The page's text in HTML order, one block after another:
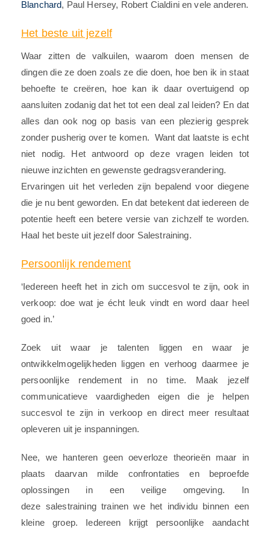
Blanchard, Paul Hersey, Robert Cialdini en vele anderen.
Het beste uit jezelf
Waar zitten de valkuilen, waarom doen mensen de
dingen die ze doen zoals ze die doen, hoe ben ik in staat
behoefte te creëren, hoe kan ik daar overtuigend op
aansluiten zodanig dat het tot een deal zal leiden? En dat
alles dan ook nog op basis van een plezierig gesprek
zonder pusherig over te komen. Want dat laatste is echt
niet nodig. Het antwoord op deze vragen leiden tot
nieuwe inzichten en gewenste gedragsverandering.
Ervaringen uit het verleden zijn bepalend voor diegene
die je nu bent geworden. En dat betekent dat iedereen de
potentie heeft een betere versie van zichzelf te worden.
Haal het beste uit jezelf door Salestraining.
Persoonlijk rendement
‘Iedereen heeft het in zich om succesvol te zijn, ook in
verkoop: doe wat je écht leuk vindt en word daar heel
goed in.’
Zoek uit waar je talenten liggen en waar je
ontwikkelmogelijkheden liggen en verhoog daarmee je
persoonlijke rendement in no time. Maak jezelf
communicatieve vaardigheden eigen die je helpen
succesvol te zijn in verkoop en direct meer resultaat
opleveren uit je inspanningen.
Nee, we hanteren geen oeverloze theorieën maar in
plaats daarvan milde confrontaties en beproefde
oplossingen in een veilige omgeving. In
deze salestraining trainen we het individu binnen een
kleine groep. Iedereen krijgt persoonlijke aandacht